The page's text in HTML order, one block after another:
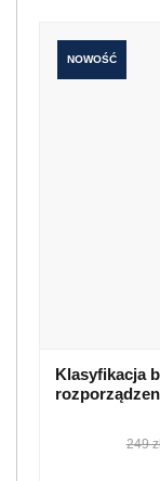
NOWOŚĆ
Klasyfikacja
249